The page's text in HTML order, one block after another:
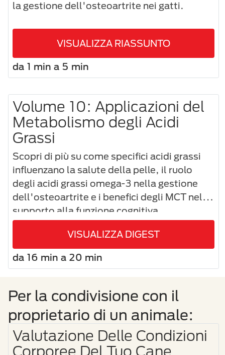
la gestione dell'osteoartrite nei gatti.
VISUALIZZA RIASSUNTO
da 1 min a 5 min
Volume 10: Applicazioni del
Metabolismo degli Acidi
Grassi
Scopri di più su come specifici acidi grassi
influenzano la salute della pelle, il ruolo
degli acidi grassi omega-3 nella gestione
dell'osteoartrite e i benefici degli MCT nel
supporto alla funzione cognitiva.
VISUALIZZA DIGEST
da 16 min a 20 min
Per la condivisione con il
proprietario di un animale:
Valutazione Delle Condizioni
Corporee Del Tuo Cane